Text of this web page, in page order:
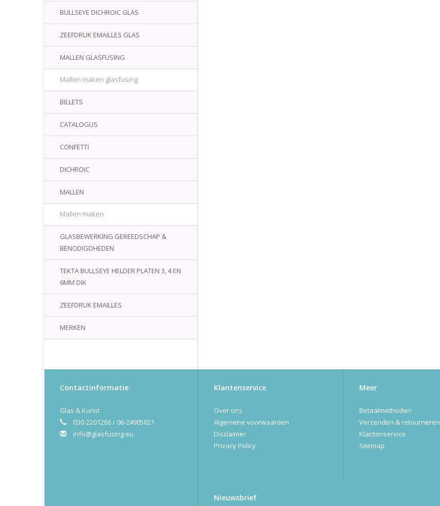
BULLSEYE DICHROIC GLAS
ZEEFDRUK EMAILLES GLAS
MALLEN GLASFUSING
Mallen maken glasfusing
BILLETS
CATALOGUS
CONFETTI
DICHROIC
MALLEN
Mallen maken
GLASBEWERKING GEREEDSCHAP &
BENODIGDHEDEN
TEKTA BULLSEYE HELDER PLATEN 3, 4 EN
6MM DIK
ZEEFDRUK EMAILLES
MERKEN
Contactinformatie:
Glas & Kunst
030-2201266 / 06-24905021
info@glasfusing.eu
Klantenservice
Over ons
Algemene voorwaarden
Disclaimer
Privacy Policy
Meer
Betaalmethoden
Verzenden & retourneren
Klantenservice
Sitemap
Nieuwsbrief